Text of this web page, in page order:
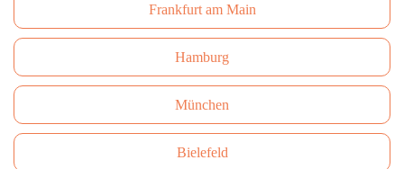
Frankfurt am Main
Hamburg
München
Bielefeld